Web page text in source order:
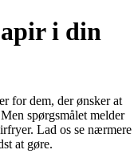
i din
for dem, der ønsker at
spørgsmålet melder
Lad os se nærmere
at gøre.